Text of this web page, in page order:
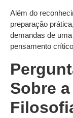
Além do
preparação
demandas de
pensamento
Sobre